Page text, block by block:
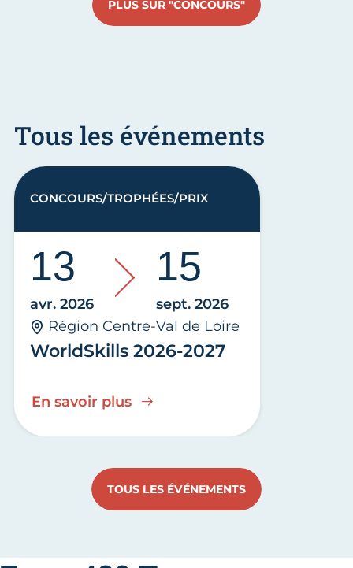
PLUS SUR "CONCOURS"
Tous les événements
WorldSkills 2026-2027
13
avr. 2026
15
sept. 2026
Région Centre-Val de Loire
En savoir plus
CONCOURS/TROPHÉES/PRIX
TOUS LES ÉVÉNEMENTS